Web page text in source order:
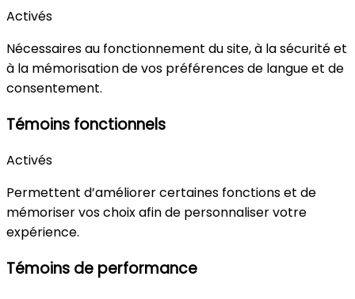
Activés
Nécessaires au fonctionnement du site, à la sécurité et
à la mémorisation de vos préférences de langue et de
consentement.
Témoins fonctionnels
Activés
Permettent d’améliorer certaines fonctions et de
mémoriser vos choix afin de personnaliser votre
expérience.
Témoins de performance